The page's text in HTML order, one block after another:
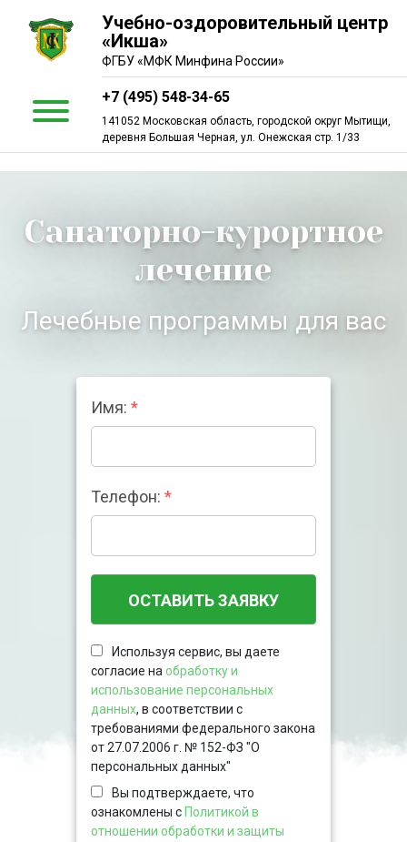
Учебно-оздоровительный центр
«Икша»
ФГБУ «МФК Минфина России»
+7 (495) 548-34-65
141052 Московская область, городской округ Мытищи,
деревня Большая Черная, ул. Онежская стр. 1/33
Санаторно-курортное
лечение
Лечебные программы для вас
Имя: *
Телефон: *
ОСТАВИТЬ ЗАЯВКУ
Используя сервис, вы даете
согласие на обработку и
использование персональных
данных, в соответствии с
требованиями федерального закона
от 27.07.2006 г. № 152-ФЗ "О
персональных данных"
Вы подтверждаете, что
ознакомлены с Политикой в
отношении обработки и защиты